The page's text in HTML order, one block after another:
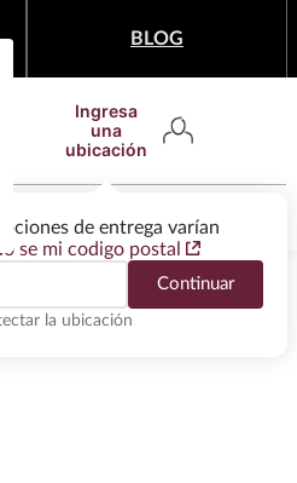
BLOG
Ingresa
una
ubicación
de entrega varían
se mi codigo postal
Continuar
la ubicación